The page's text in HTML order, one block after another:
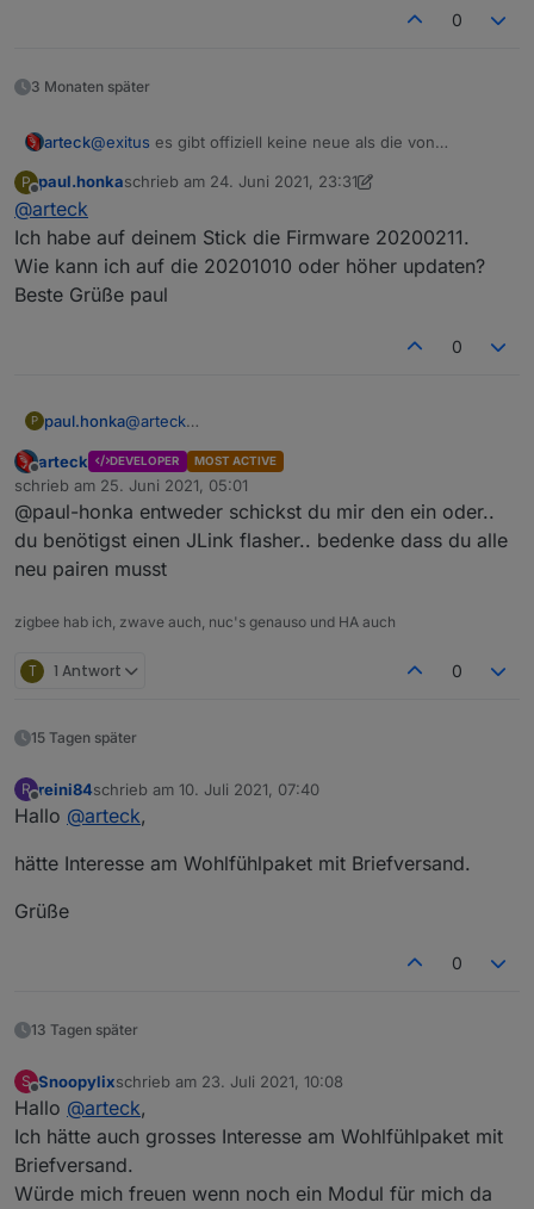
0
3 Monaten später
arteck@exitus es gibt offiziell keine neue als die von
P
Offline
paul.honkaschrieb am 24. Juni 2021, 23:31
zuletzt editiert von paul.honka
@arteck
Ich habe auf deinem Stick die Firmware 20200211.
Wie kann ich auf die 20201010 oder höher updaten?
Beste Grüße paul
0
P paul.honka@arteck
Wie kann ich auf die 20201010 oder höher
updaten?
Beste Grüße paul
Offline
arteck DEVELOPER MOST ACTIVE
schrieb am 25. Juni 2021, 05:01
zuletzt editiert von
@paul-honka entweder schickst du mir den ein oder..
du benötigst einen JLink flasher.. bedenke dass du alle
neu pairen musst
zigbee hab ich, zwave auch, nuc's genauso und HA auch
T 1 Antwort 0
15 Tagen später
R
Offline
reini84schrieb am 10. Juli 2021, 07:40
zuletzt editiert von
Hallo @arteck,
hätte Interesse am Wohlfühlpaket mit Briefversand.
Grüße
0
13 Tagen später
S
Offline
Snoopylixschrieb am 23. Juli 2021, 10:08
zuletzt editiert von
Hallo @arteck,
Ich hätte auch grosses Interesse am Wohlfühlpaket mit
Briefversand.
Würde mich freuen wenn noch ein Modul für mich da